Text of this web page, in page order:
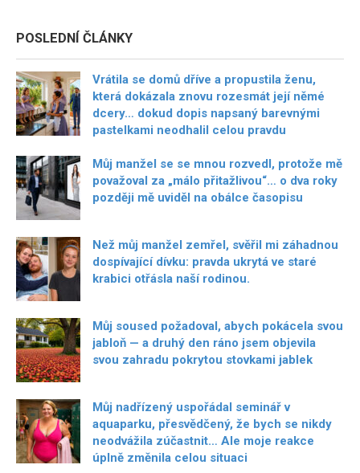
POSLEDNÍ ČLÁNKY
Vrátila se domů dříve a propustila ženu,
která dokázala znovu rozesmát její němé
dcery… dokud dopis napsaný barevnými
pastelkami neodhalil celou pravdu
Můj manžel se se mnou rozvedl, protože mě
považoval za „málo přitažlivou“… o dva roky
později mě uviděl na obálce časopisu
Než můj manžel zemřel, svěřil mi záhadnou
dospívající dívku: pravda ukrytá ve staré
krabici otřásla naší rodinou.
Můj soused požadoval, abych pokácela svou
jabloň — a druhý den ráno jsem objevila
svou zahradu pokrytou stovkami jablek
Můj nadřízený uspořádal seminář v
aquaparku, přesvědčený, že bych se nikdy
neodvážila zúčastnit… Ale moje reakce
úplně změnila celou situaci